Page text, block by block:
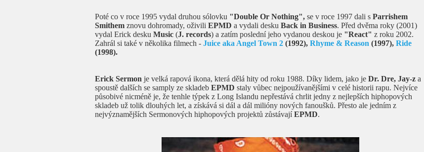
Poté co v roce 1995 vydal druhou sólovku "Double Or Nothing", se v roce 1997 dali s Parrishem
Smithem znovu dohromady, oživili EPMD a vydali desku Back in Business. Před dvěma roky (2001)
vydal Erick desku Music (J. records) a zatím poslední jeho vydanou deskou je "React" z roku 2002.
Zahrál si také v několika filmech - Juice aka Angel Town 2 (1992), Rhyme & Reason (1997), Ride
(1998).
Erick Sermon je velká rapová ikona, která dělá hity od roku 1988. Díky lidem, jako je Dr. Dre, Jay-z a
spoustě dalších se samply ze skladeb EPMD staly vůbec nejpoužívanějšími v celé historii rapu. Nejvíce
působivé nicméně je, že tenhle týpek z Long Islandu nepřestává chrlit jedny z nejlepších hiphopových
skladeb už tolik dlouhých let, a získává si dál a dál milióny nových fanoušků. Přesto ale jedním z
nejvýznamějších Sermonových hiphopových projektů zůstávajíEPMD.